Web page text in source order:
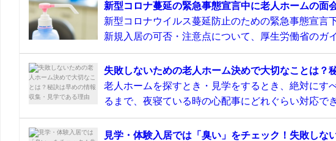
新型コロナ蔓延の緊急事態宣言中に老人ホームの面
新型コロナウイルス蔓延防止のための緊急事態宣言
新規入居の可否・注意点について、厚生労働省のガ
失敗しないための老人ホーム決めで大切なことは？
老人ホームを探すとき・見学をするとき、絶対にす
るまで、夜寝ている時の心配事にどれぐらい対応で
見学・体験入居では「臭い」をチェック！失敗しな